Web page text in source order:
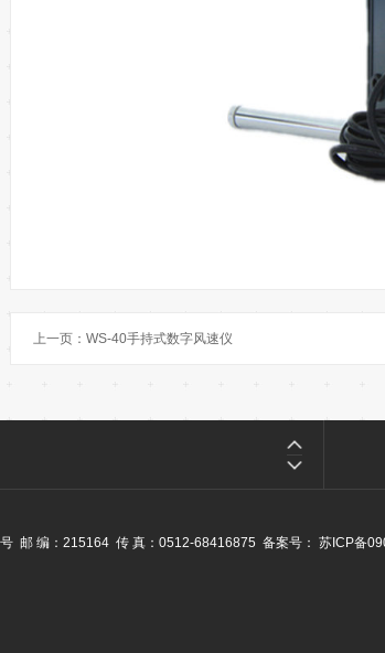
上一页： WS-40手持式数字风速仪
邮 编：215164 传 真：0512-68416875 备案号： 苏ICP备